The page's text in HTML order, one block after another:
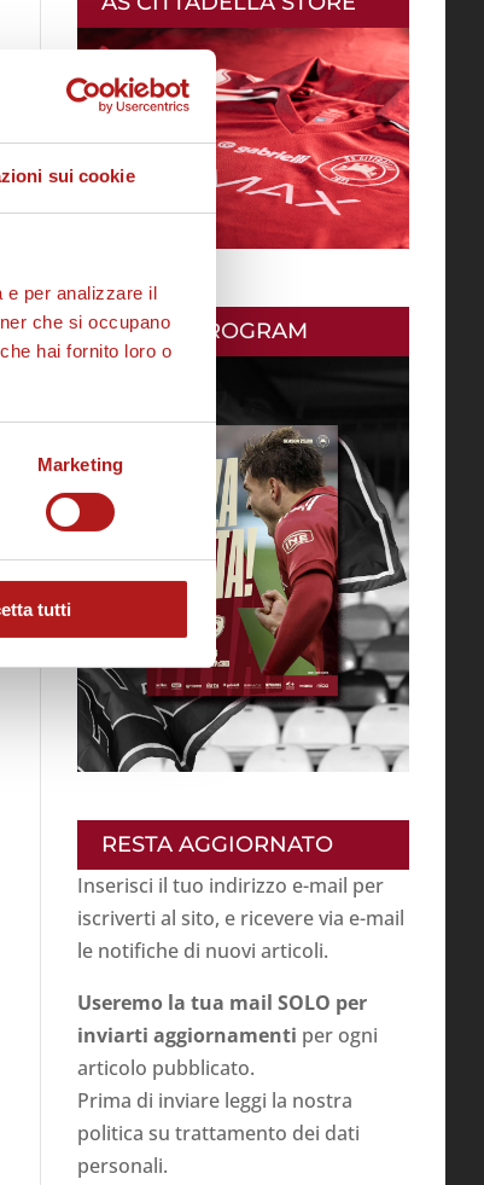
sui cookie
e per analizzare il
che si occupano
hai fornito loro o
Marketing
tutti
MATCH PROGRAM
RESTA AGGIORNATO
Inserisci il tuo indirizzo e-mail per
iscriverti al sito, e ricevere via e-mail
le notifiche di nuovi articoli.
Useremo la tua mail SOLO per
inviarti aggiornamenti per ogni
articolo pubblicato.
Prima di inviare leggi la nostra
politica su trattamento dei dati
personali.